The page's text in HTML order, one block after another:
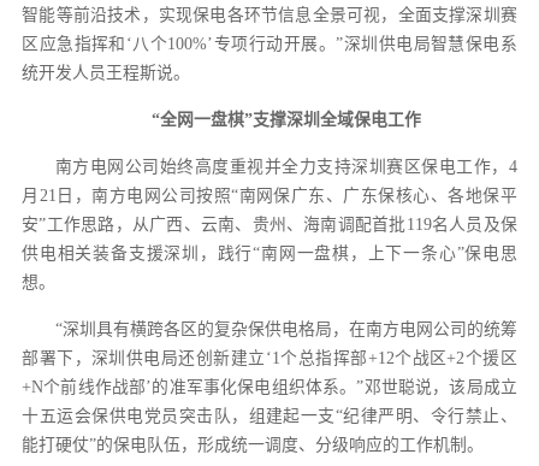
智能等前沿技术，实现保电各环节信息全景可视，全面支撑深圳赛
区应急指挥和‘八个100%’专项行动开展。”深圳供电局智慧保电系
统开发人员王程斯说。
“全网一盘棋”支撑深圳全域保电工作
南方电网公司始终高度重视并全力支持深圳赛区保电工作，4
月21日，南方电网公司按照“南网保广东、广东保核心、各地保平
安”工作思路，从广西、云南、贵州、海南调配首批119名人员及保
供电相关装备支援深圳，践行“南网一盘棋，上下一条心”保电思
想。
“深圳具有横跨各区的复杂保供电格局，在南方电网公司的统筹
部署下，深圳供电局还创新建立‘1个总指挥部+12个战区+2个援区
+N个前线作战部’的准军事化保电组织体系。”邓世聪说，该局成立
十五运会保供电党员突击队，组建起一支“纪律严明、令行禁止、
能打硬仗”的保电队伍，形成统一调度、分级响应的工作机制。